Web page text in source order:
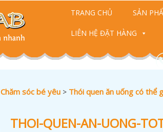
TRANG CHỦ SẢN
LIÊN HỆ ĐẶT HÀNG
Chăm sóc bé yêu > Thói quen ăn uống có thể
THOI-QUEN-AN-UONG-